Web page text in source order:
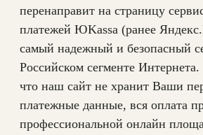
ч
а
т
ь
П
Д
Ф
перенаправит на страницу
платежей ЮKassa (ранее
самый надежный и безопасный
Российском сегменте
что наш сайт не хранит Ваши
платежные данные, вся оплата
профессиональной онлайн